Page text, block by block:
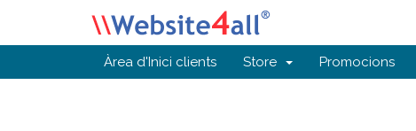
Àrea d'Inici clients Store Promocions